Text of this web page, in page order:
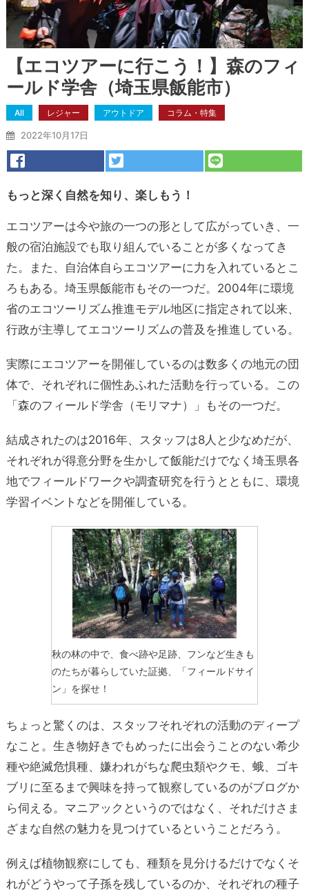
【エコツアーに行こう！】森のフィ
ールド学舎（埼玉県飯能市）
All レジャー アウトドア コラム・特集
2022年10月17日
もっと深く自然を知り、楽しもう！
エコツアーは今や旅の一つの形として広がっていき、一
般の宿泊施設でも取り組んでいることが多くなってき
た。また、自治体自らエコツアーに力を入れているとこ
ろもある。埼玉県飯能市もその一つだ。2004年に環境
省のエコツーリズム推進モデル地区に指定されて以来、
行政が主導してエコツーリズムの普及を推進している。
実際にエコツアーを開催しているのは数多くの地元の団
体で、それぞれに個性あふれた活動を行っている。この
「森のフィールド学舎（モリマナ）」もその一つだ。
結成されたのは2016年、スタッフは8人と少なめだが、
それぞれが得意分野を生かして飯能だけでなく埼玉県各
地でフィールドワークや調査研究を行うとともに、環境
学習イベントなどを開催している。
秋の林の中で、食べ跡や足跡、フンなど生きも
のたちが暮らしていた証拠、「フィールドサイ
ン」を探せ！
ちょっと驚くのは、スタッフそれぞれの活動のディープ
なこと。生き物好きでもめったに出会うことのない希少
種や絶滅危惧種、嫌われがちな爬虫類やクモ、蛾、ゴキ
ブリに至るまで興味を持って観察しているのがブログか
ら伺える。マニアックというのではなく、それだけさま
ざまな自然の魅力を見つけているということだろう。
例えば植物観察にしても、種類を見分けるだけでなくそ
れがどうやって子孫を残しているのか、それぞれの種子